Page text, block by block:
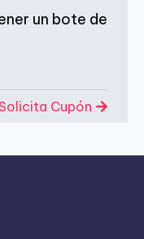
un bote de
Cupón